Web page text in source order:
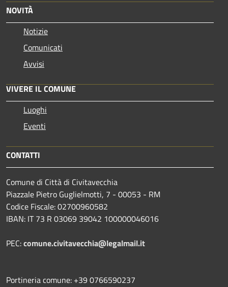
NOVITÀ
Notizie
Comunicati
Avvisi
VIVERE IL COMUNE
Luoghi
Eventi
CONTATTI
Comune di Città di Civitavecchia
Piazzale Pietro Guglielmotti, 7 - 00053 - RM
Codice Fiscale: 02700960582
IBAN: IT 73 R 03069 39042 100000046016
PEC:comune.civitavecchia@legalmail.it
Portineria comune: +39 0766590237